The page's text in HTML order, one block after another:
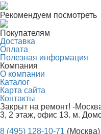
Рекомендуем посмотреть
Покупателям
Доставка
Оплата
Полезная информация
Компания
О компании
Каталог
Карта сайта
Контакты
Закрыт на ремонт! -
3, 2 этаж, офис 13. м.
8 (495) 128-10-71 (Москва)